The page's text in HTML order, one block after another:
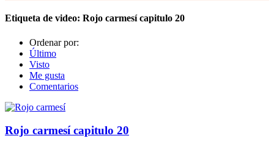
Etiqueta de video: Rojo carmesí capitulo 20
Ordenar por:
Último
Visto
Me gusta
Comentarios
Rojo carmesí capitulo 20